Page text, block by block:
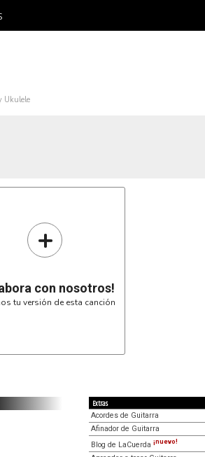
Ukulele
+
con nosotros!
tu versión de esta canción
Extras
Acordes de Guitarra
Afinador de Guitarra
Blog de LaCuerda ¡nuevo!